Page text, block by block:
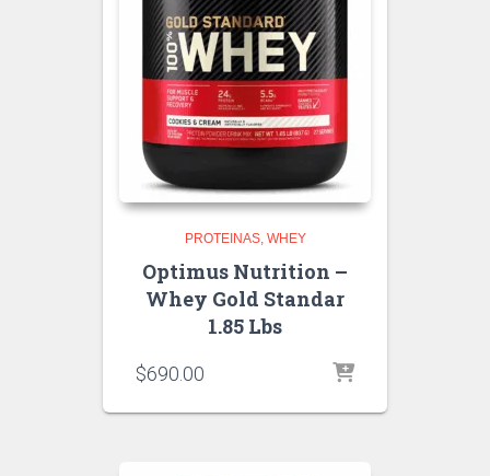
PROTEINAS WHEY
Optimus Nutrition –
Whey Gold Standar
1.85 Lbs
$690.00